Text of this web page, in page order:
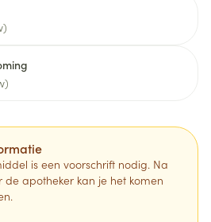
is een voorschrift nodig. Na
apotheker kan je het komen